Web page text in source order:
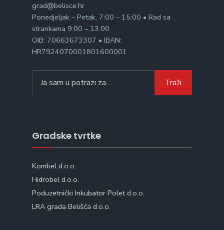
grad@belisce.hr
Ponedjeljak – Petak, 7:00 – 15:00 • Rad sa
strankama 9:00 – 13:00
OIB: 70663673307 • IBAN:
HR7924070001801600001
for:
Traži
Gradske tvrtke
Kombel d.o.o.
Hidrobel d.o.o.
Poduzetnički Inkubator Polet d.o.o.
LRA grada Belišća d.o.o.